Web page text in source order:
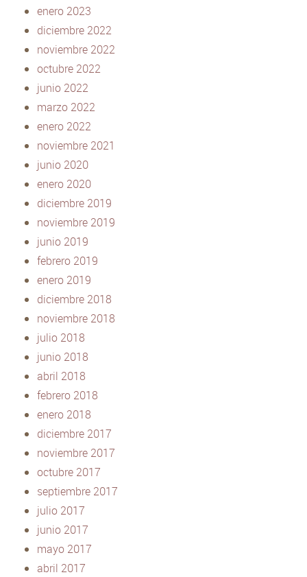
enero 2023
diciembre 2022
noviembre 2022
octubre 2022
junio 2022
marzo 2022
enero 2022
noviembre 2021
junio 2020
enero 2020
diciembre 2019
noviembre 2019
junio 2019
febrero 2019
enero 2019
diciembre 2018
noviembre 2018
julio 2018
junio 2018
abril 2018
febrero 2018
enero 2018
diciembre 2017
noviembre 2017
octubre 2017
septiembre 2017
julio 2017
junio 2017
mayo 2017
abril 2017